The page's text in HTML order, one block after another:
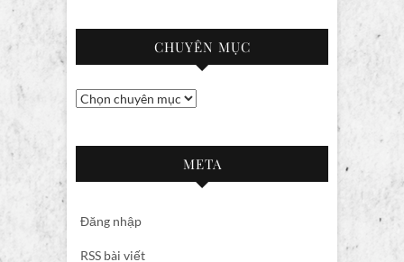
CHUYÊN MỤC
Chuyên
META
Đăng nhập
RSS bài viết